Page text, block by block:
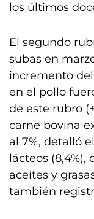
los últimos
El segundo
subas en
incremento
en el pollo
de este rubro
carne bovina
al 7%, detalló
lácteos (8,4%),
aceites y
también